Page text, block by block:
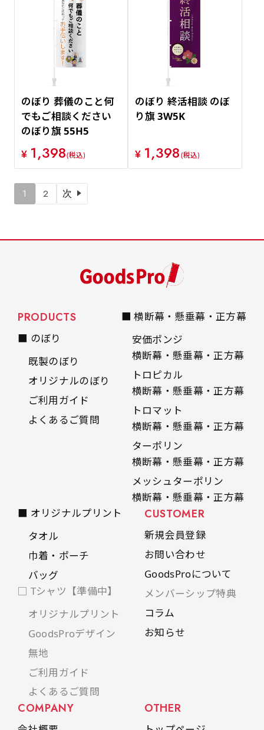
のぼり 葬儀のこと何
でもご相談ください
のぼり旗 55H5
¥ 1,398(税込)
のぼり 終活相談 のぼ
り旗 3W5K
¥ 1,398(税込)
1 2 次
PRODUCTS
■ のぼり
既製のぼり
オリジナルのぼり
ご利用ガイド
よくあるご質問
■ 横断幕・懸垂幕・正方幕
安価ポンジ
横断幕・懸垂幕・正方幕
トロピカル
横断幕・懸垂幕・正方幕
トロマット
横断幕・懸垂幕・正方幕
ターポリン
横断幕・懸垂幕・正方幕
メッシュターポリン
横断幕・懸垂幕・正方幕
■ オリジナルプリント
タオル
巾着・ポーチ
バッグ
□ Tシャツ【準備中】
オリジナルプリント
GoodsProデザイン
無地
ご利用ガイド
よくあるご質問
CUSTOMER
新規会員登録
お問い合わせ
GoodsProについて
メンバーシップ特典
コラム
お知らせ
COMPANY OTHER